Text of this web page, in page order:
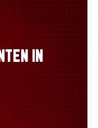
IN